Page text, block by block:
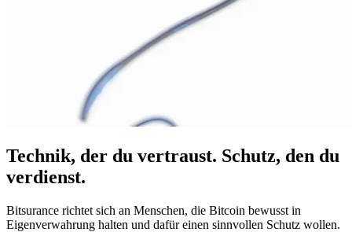
Technik, der du vertraust. Schutz, den du
verdienst.
Bitsurance richtet sich an Menschen, die Bitcoin bewusst in
Eigenverwahrung halten und dafür einen sinnvollen Schutz wollen.